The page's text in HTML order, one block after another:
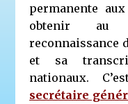
permanente
obtenir au
reconnaissance
et sa
nationaux.
secrétaire